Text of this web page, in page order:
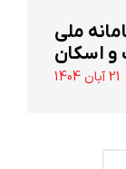
ملی
و اسکان
21 آبان 1404